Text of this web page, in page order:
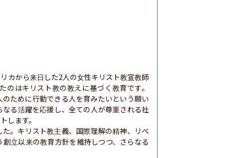
カから来日した2人の女性キリスト教宣教師
はキリスト教の教えに基づく教育です。
のために行動できる人を育みたいという願い
る活躍を応援し、全ての人が尊重される社
します。
。キリスト教主義、国際理解の精神、リベ
立以来の教育方針を維持しつつ、さらなる